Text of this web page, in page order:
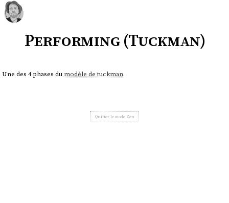
Performing (Tuckman)
Une des 4 phases du modèle de tuckman.
Quitter le mode Zen